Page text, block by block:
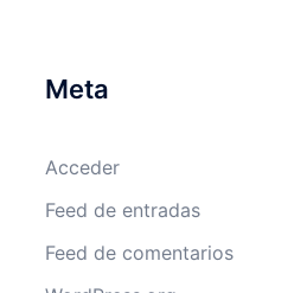
Meta
Acceder
Feed de entradas
Feed de comentarios